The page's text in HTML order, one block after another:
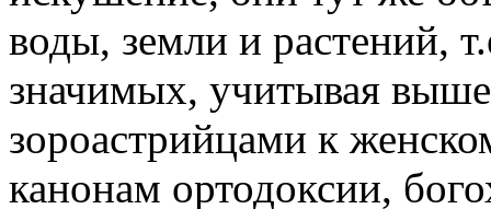
воды, земли и растений,
значимых, учитывая
зороастрийцами к
канонам ортодоксии,